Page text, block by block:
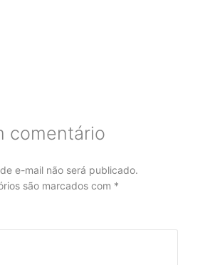
comentário
e-mail não será publicado.
são marcados com *